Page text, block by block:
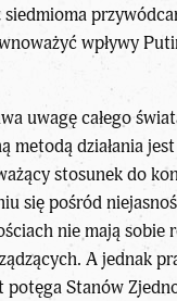
wpływy
uwagę całego
metodą działania
stosunek do
się pośród
nie mają sobie
A jednak
potęga Stanów